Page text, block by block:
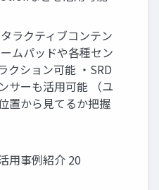
ラクティブコンテン
ムパッドや各種セン
クション可能 ・SRD
サーも活用可能 （ユ
置から見てるか把握
用事例紹介 20